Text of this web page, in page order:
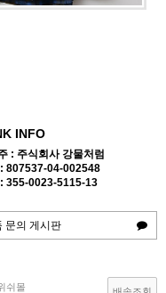
INFO
: 주식회사 강물처럼
807537-04-002548
355-0023-5115-13
문의 게시판
쉬몰